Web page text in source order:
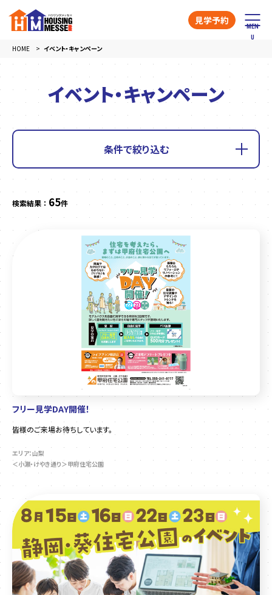
見学予約
HOME イベント・キャンペーン
イベント・キャンペーン
条件で絞り込む
検索結果 ： 65件
フリー見学DAY開催！
皆様のご来場お待ちしています。
エリア：山梨
＜小瀬・けやき通り＞甲府住宅公園